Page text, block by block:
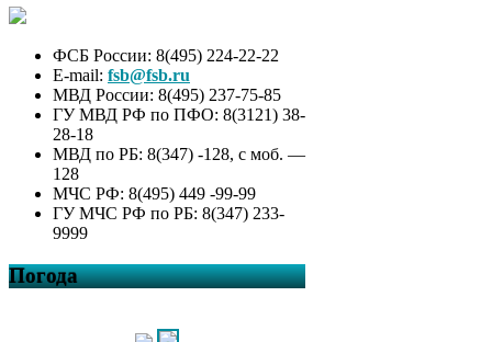
ФСБ России: 8(495) 224-22-22
E-mail: fsb@fsb.ru
МВД России: 8(495) 237-75-85
ГУ МВД РФ по ПФО: 8(3121) 38-
28-18
МВД по РБ: 8(347) -128, с моб. —
128
МЧС РФ: 8(495) 449 -99-99
ГУ МЧС РФ по РБ: 8(347) 233-
9999
Погода